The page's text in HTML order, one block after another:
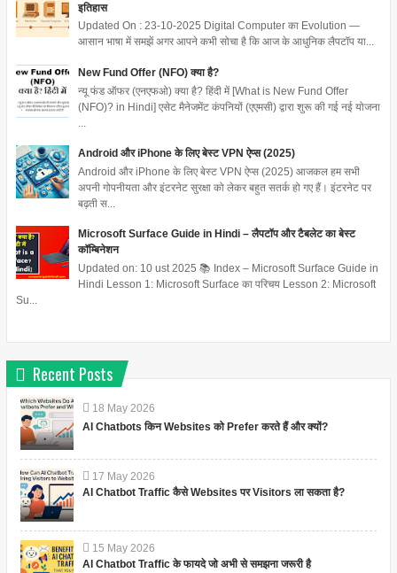
इतिहास
Updated On : 23-10-2025 Digital Computer का Evolution —
आसान भाषा में समझें अगर आपने कभी सोचा है कि आज के आधुनिक लैपटॉप या...
New Fund Offer (NFO) क्या है?
न्यू फंड ऑफर (एनएफओ) क्या है? हिंदी में [What is New Fund Offer
(NFO)? in Hindi] एसेट मैनेजमेंट कंपनियों (एएमसी) द्वारा शुरू की गई नई योजना
Android और iPhone के लिए बेस्ट VPN ऐप्स (2025)
Android और iPhone के लिए बेस्ट VPN ऐप्स (2025) आजकल हम सभी
अपनी गोपनीयता और इंटरनेट सुरक्षा को लेकर बहुत सतर्क हो गए हैं। इंटरनेट पर
बढ़ती स...
Microsoft Surface Guide in Hindi – लैपटॉप और टैबलेट का बेस्ट
कॉम्बिनेशन
Updated on: 10 ust 2025 📚 Index – Microsoft Surface Guide in
Hindi Lesson 1: Microsoft Surface का परिचय Lesson 2: Microsoft
Su...
Recent Posts
18 May 2026
AI Chatbots किन Websites को Prefer करते हैं और क्यों?
17 May 2026
AI Chatbot Traffic कैसे Websites पर Visitors ला सकता है?
15 May 2026
AI Chatbot Traffic के फायदे जो अभी से समझना जरूरी है